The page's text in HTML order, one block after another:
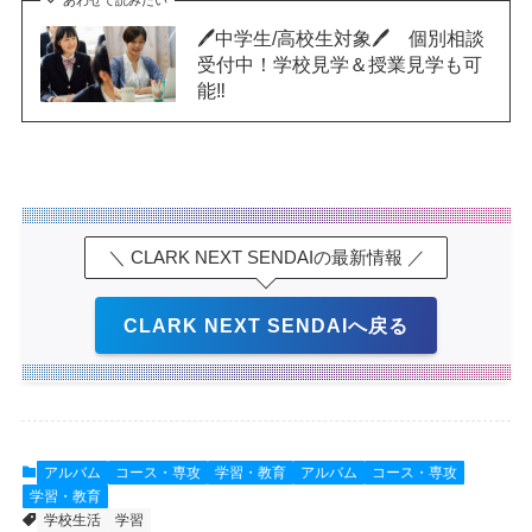
🖊中学生/高校生対象🖊 個別相談
受付中！学校見学＆授業見学も可
能‼
＼ CLARK NEXT SENDAIの最新情報 ／
CLARK NEXT SENDAIへ戻る
アルバム コース・専攻 学習・教育 アルバム
コース・専攻
学習・教育
学校生活
学習